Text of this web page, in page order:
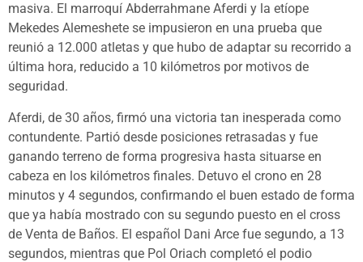
masiva. El marroquí Abderrahmane Aferdi y la etíope
Mekedes Alemeshete se impusieron en una prueba que
reunió a 12.000 atletas y que hubo de adaptar su recorrido a
última hora, reducido a 10 kilómetros por motivos de
seguridad.
Aferdi, de 30 años, firmó una victoria tan inesperada como
contundente. Partió desde posiciones retrasadas y fue
ganando terreno de forma progresiva hasta situarse en
cabeza en los kilómetros finales. Detuvo el crono en 28
minutos y 4 segundos, confirmando el buen estado de forma
que ya había mostrado con su segundo puesto en el cross
de Venta de Baños. El español Dani Arce fue segundo, a 13
segundos, mientras que Pol Oriach completó el podio